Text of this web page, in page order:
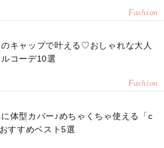
Fashion
キャップで叶える♡おしゃれな大人
コーデ10選
Fashion
体型カバー♪めちゃくちゃ使える「c
すすめベスト5選